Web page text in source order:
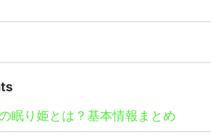
眠り姫とは？基本情報まとめ